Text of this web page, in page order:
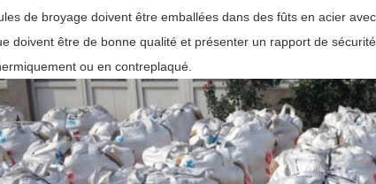
de broyage doivent être emballées dans des fûts en acier
doivent être de bonne qualité et présenter un rapport de
ou en contreplaqué.